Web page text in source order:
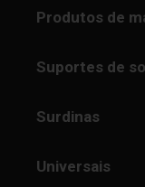
Produtos de
Suportes de
Surdinas
Universais